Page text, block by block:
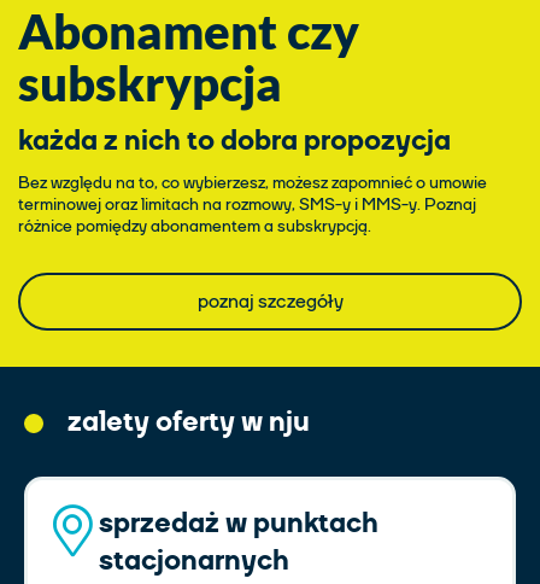
Abonament czy
subskrypcja
każda z nich to dobra propozycja
Bez względu na to, co wybierzesz, możesz zapomnieć o umowie
terminowej oraz limitach na rozmowy, SMS-y i MMS-y. Poznaj
różnice pomiędzy abonamentem a subskrypcją.
poznaj szczegóły
zalety oferty w nju
sprzedaż w punktach
stacjonarnych